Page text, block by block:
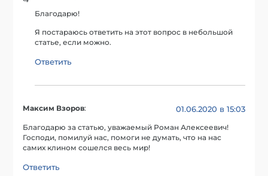
Благодарю!
Я постараюсь ответить на этот вопрос в небольшой
статье, если можно.
Ответить
Максим Взоров: 01.06.2020 в 15:03
Благодарю за статью, уважаемый Роман Алексеевич!
Господи, помилуй нас, помоги не думать, что на нас
самих клином сошелся весь мир!
Ответить